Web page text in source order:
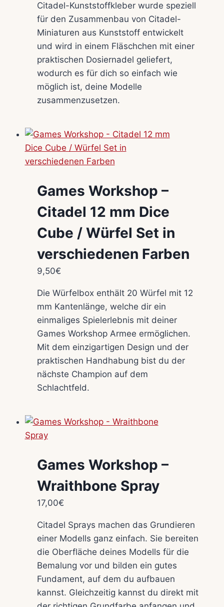
Citadel-Kunststoffkleber wurde speziell
für den Zusammenbau von Citadel-
Miniaturen aus Kunststoff entwickelt
und wird in einem Fläschchen mit einer
praktischen Dosiernadel geliefert,
wodurch es für dich so einfach wie
möglich ist, deine Modelle
zusammenzusetzen.
Games Workshop –
Citadel 12 mm Dice
Cube / Würfel Set in
verschiedenen Farben
9,50€
Die Würfelbox enthält 20 Würfel mit 12
mm Kantenlänge, welche dir ein
einmaliges Spielerlebnis mit deiner
Games Workshop Armee ermöglichen.
Mit dem einzigartigen Design und der
praktischen Handhabung bist du der
nächste Champion auf dem
Schlachtfeld.
Games Workshop –
Wraithbone Spray
17,00€
Citadel Sprays machen das Grundieren
einer Modells ganz einfach. Sie bereiten
die Oberfläche deines Modells für die
Bemalung vor und bilden ein gutes
Fundament, auf dem du aufbauen
kannst. Gleichzeitig kannst du direkt mit